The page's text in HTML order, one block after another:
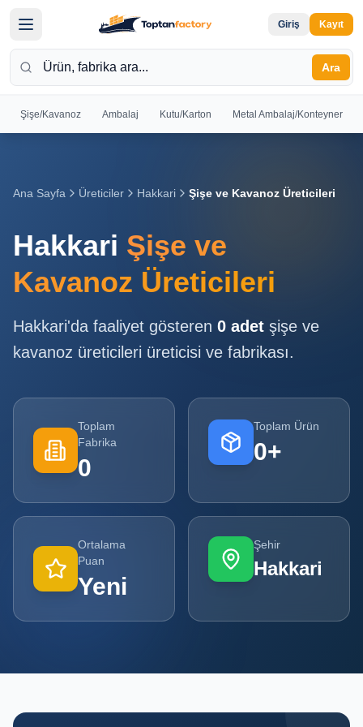
Giriş Kayıt
Ara
Şişe/Kavanoz Ambalaj Kutu/Karton Metal Ambalaj/Konteyner
Giriş yapın
Yap
Ol
Sayfa
Tüm
Ürünler
Kampanyalar
POPÜLER
KATEGORILER
Ana Sayfa Üreticiler Hakkari Şişe ve Kavanoz Üreticileri
Hakkari Şişe ve
Kavanoz Üreticileri
Hakkari'da faaliyet gösteren 0 adet şişe ve
kavanoz üreticileri üreticisi ve fabrikası.
Toplam
Fabrika
0
Toplam Ürün
0+
Ortalama
Puan
Yeni
Şehir
Hakkari